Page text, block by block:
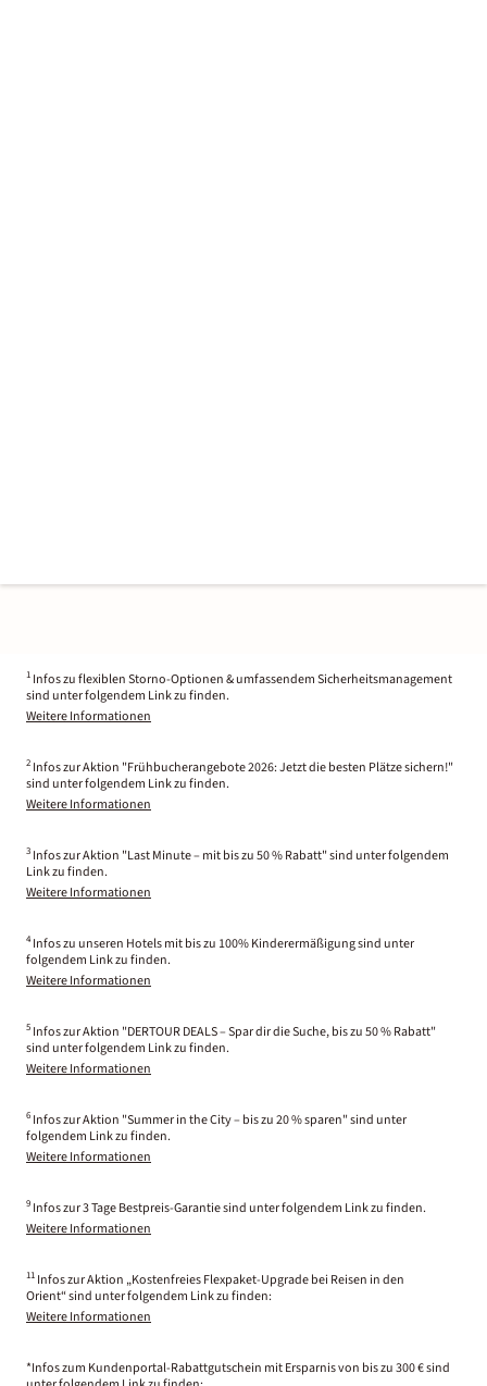
1 Infos zu flexiblen Storno-Optionen & umfassendem Sicherheitsmanagement
sind unter folgendem Link zu finden.
Weitere Informationen
2 Infos zur Aktion "Frühbucherangebote 2026: Jetzt die besten Plätze sichern!"
sind unter folgendem Link zu finden.
Weitere Informationen
3 Infos zur Aktion "Last Minute – mit bis zu 50 % Rabatt" sind unter folgendem
Link zu finden.
Weitere Informationen
4 Infos zu unseren Hotels mit bis zu 100% Kinderermäßigung sind unter
folgendem Link zu finden.
Weitere Informationen
5 Infos zur Aktion "DERTOUR DEALS – Spar dir die Suche, bis zu 50 % Rabatt"
sind unter folgendem Link zu finden.
Weitere Informationen
6 Infos zur Aktion "Summer in the City – bis zu 20 % sparen" sind unter
folgendem Link zu finden.
Weitere Informationen
9 Infos zur 3 Tage Bestpreis-Garantie sind unter folgendem Link zu finden.
Weitere Informationen
11 Infos zur Aktion „Kostenfreies Flexpaket-Upgrade bei Reisen in den
Orient“ sind unter folgendem Link zu finden:
Weitere Informationen
*Infos zum Kundenportal-Rabattgutschein mit Ersparnis von bis zu 300 € sind